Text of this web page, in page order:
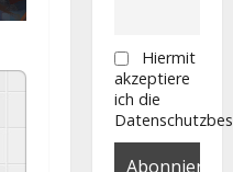
Hiermit
akzeptiere
ich die